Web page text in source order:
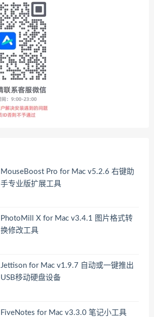
MouseBoost Pro for Mac v5.2.6 右键助
手专业版扩展工具
PhotoMill X for Mac v3.4.1 图片格式转
换修改工具
Jettison for Mac v1.9.7 自动或一键推出
USB移动硬盘设备
FiveNotes for Mac v3.3.0 笔记小工具